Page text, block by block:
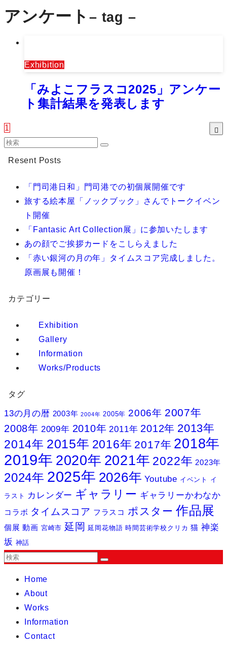
アンケート – tag –
Exhibition
「みよこフラスコ2025」アンケー
ト集計結果を発表します
1
Resent Posts
「門司港日和」門司港での初個展開催です
旅する絵本屋「ノックブック」さんでトークイベン
ト開催
「Fantasic Art Collection展」に参加いたします
あの顔でご挨拶カードをこしらえました
「赤い銀河の月の年」タイムスコア完成しました。
原画展も開催！
カテゴリー
Exhibition
Gallery
Information
Works/Products
タグ
13の月の暦 2003年 2004年 2005年 2006年 2007年
2008年 2009年 2010年 2011年 2012年 2013年
2014年 2015年 2016年 2017年 2018年
2019年 2020年 2021年 2022年 2023年
2024年 2025年 2026年 Youtube イベント イ
ラスト カレンダー ギャラリー ギャラリーかわなか
コラボ タイムスコア フラスコ ポスター 作品展
個展 動画 宮崎市 延岡 延岡花物語 時間芸術学校クリカ 猫 神楽
坂 神話
Home
About
Works
Information
Contact